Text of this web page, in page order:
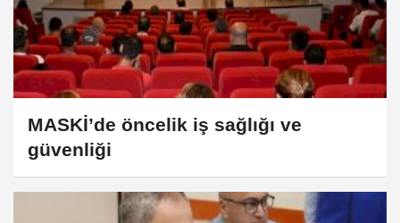
MASKİ’de öncelik iş sağlığı ve
güvenliği